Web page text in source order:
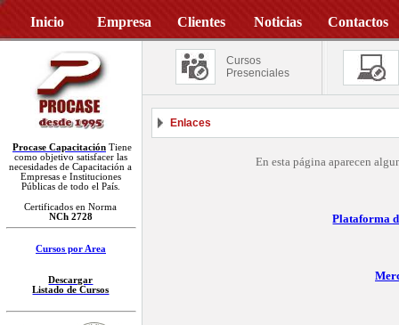
Inicio Empresa Clientes Noticias Contactos
Procase Capacitación Tiene
como objetivo satisfacer las
necesidades de Capacitación a
Empresas e Instituciones
Públicas de todo el País.
Certificados en Norma
NCh 2728
Cursos por Area
Descargar
Listado de Cursos
Cursos
Presenciales
Enlaces
En esta página aparecen
Plataforma